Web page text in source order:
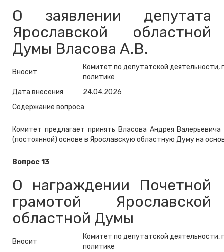
О заявлении депутата
Ярославской областной
Думы Власова А.В.
Вносит
Комитет по депутатской
политике
Дата внесения
24.04.2026
Содержание вопроса
Комитет предлагает принять Власова Андрея
(постоянной) основе в Ярославскую областную Думуна
Вопрос 13
О награждении Почетной
грамотой Ярославской
областной Думы
Вносит
Комитет по депутатской
политике